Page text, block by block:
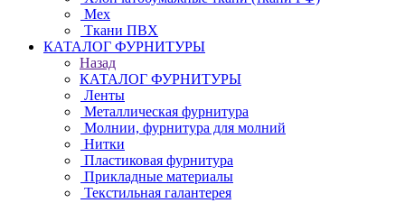
Мех
Ткани ПВХ
КАТАЛОГ ФУРНИТУРЫ
Назад
КАТАЛОГ ФУРНИТУРЫ
Ленты
Металлическая фурнитура
Молнии, фурнитура для молний
Нитки
Пластиковая фурнитура
Прикладные материалы
Текстильная галантерея